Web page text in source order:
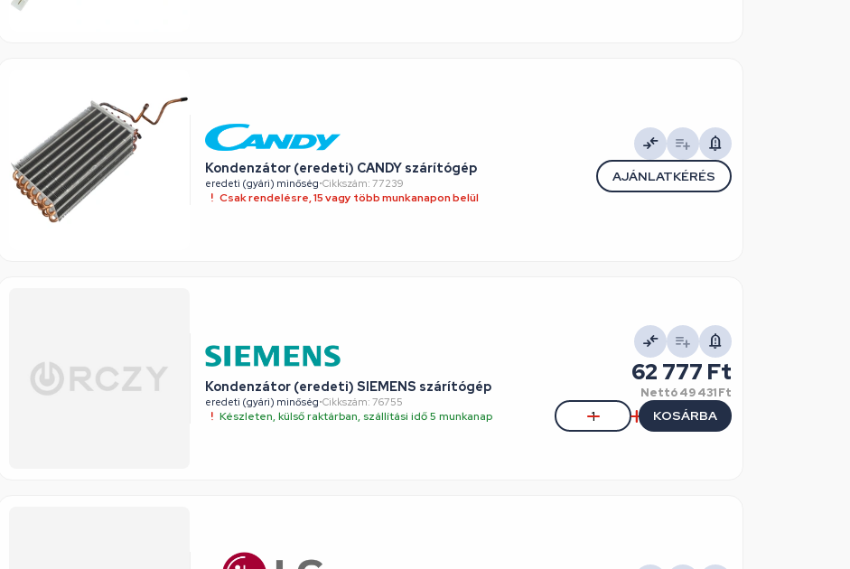
Kondenzátor (eredeti) CANDY szárítógép
eredeti (gyári) minőség•Cikkszám: 77239
Csak rendelésre, 15 vagy több munkanapon belül
AJÁNLATKÉRÉS
Kondenzátor (eredeti) SIEMENS szárítógép
eredeti (gyári) minőség•Cikkszám: 76755
Készleten, külső raktárban, szállítási idő 5 munkanap
62 777 Ft
Nettó49 431 Ft
KOSÁRBA